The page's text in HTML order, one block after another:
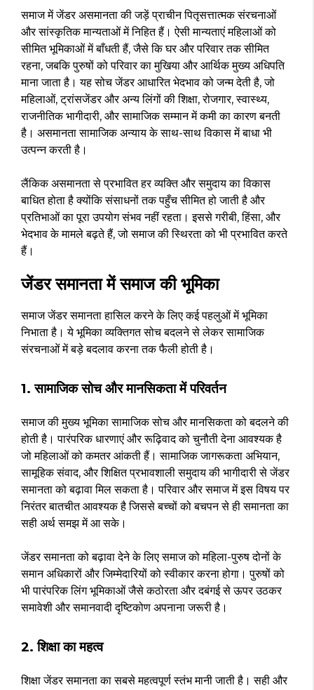
समाज में जेंडर असमानता की जड़ें प्राचीन पितृसत्तात्मक संरचनाओं
और सांस्कृतिक मान्यताओं में निहित हैं। ऐसी मान्यताएं महिलाओं को
सीमित भूमिकाओं में बाँधती हैं, जैसे कि घर और परिवार तक सीमित
रहना, जबकि पुरुषों को परिवार का मुखिया और आर्थिक मुख्य अधिपति
माना जाता है। यह सोच जेंडर आधारित भेदभाव को जन्म देती है, जो
महिलाओं, ट्रांसजेंडर और अन्य लिंगों की शिक्षा, रोजगार, स्वास्थ्य,
राजनीतिक भागीदारी, और सामाजिक सम्मान में कमी का कारण बनती
है। असमानता सामाजिक अन्याय के साथ-साथ विकास में बाधा भी
उत्पन्न करती है।
लैंकिक असमानता से प्रभावित हर व्यक्ति और समुदाय का विकास
बाधित होता है क्योंकि संसाधनों तक पहुँच सीमित हो जाती है और
प्रतिभाओं का पूरा उपयोग संभव नहीं रहता। इससे गरीबी, हिंसा, और
भेदभाव के मामले बढ़ते हैं, जो समाज की स्थिरता को भी प्रभावित करते
हैं।
जेंडर समानता में समाज की भूमिका
समाज जेंडर समानता हासिल करने के लिए कई पहलुओं में भूमिका
निभाता है। ये भूमिका व्यक्तिगत सोच बदलने से लेकर सामाजिक
संरचनाओं में बड़े बदलाव करना तक फैली होती है।
1. सामाजिक सोच और मानसिकता में परिवर्तन
समाज की मुख्य भूमिका सामाजिक सोच और मानसिकता को बदलने की
होती है। पारंपरिक धारणाएं और रूढ़िवाद को चुनौती देना आवश्यक है
जो महिलाओं को कमतर आंकती हैं। सामाजिक जागरूकता अभियान,
सामूहिक संवाद, और शिक्षित प्रभावशाली समुदाय की भागीदारी से जेंडर
समानता को बढ़ावा मिल सकता है। परिवार और समाज में इस विषय पर
निरंतर बातचीत आवश्यक है जिससे बच्चों को बचपन से ही समानता का
सही अर्थ समझ में आ सके।
जेंडर समानता को बढ़ावा देने के लिए समाज को महिला-पुरुष दोनों के
समान अधिकारों और जिम्मेदारियों को स्वीकार करना होगा। पुरुषों को
भी पारंपरिक लिंग भूमिकाओं जैसे कठोरता और दबंगई से ऊपर उठकर
समावेशी और समानवादी दृष्टिकोण अपनाना जरूरी है।
2. शिक्षा का महत्व
शिक्षा जेंडर समानता का सबसे महत्वपूर्ण स्तंभ मानी जाती है। सही और